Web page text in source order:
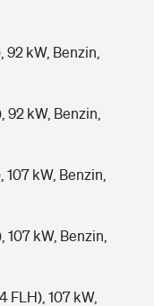
92 kW, Benzin,
92 kW, Benzin,
107 kW, Benzin,
107 kW, Benzin,
FLH), 107 kW,